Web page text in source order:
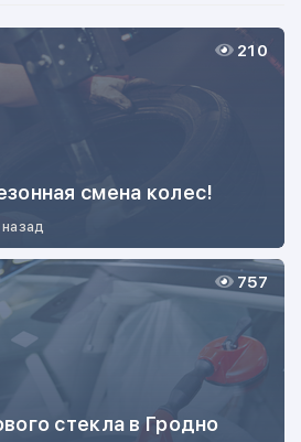
смена колес!
210
стекла в Гродно
757